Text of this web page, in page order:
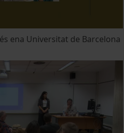
ena Universitat de Barcelona